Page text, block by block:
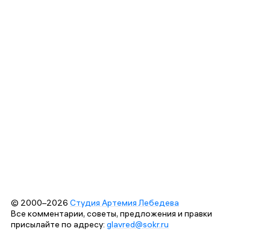
© 2000–2026 Студия Артемия Лебедева
Все комментарии, советы, предложения и правки
присылайте по адресу: glavred@sokr.ru